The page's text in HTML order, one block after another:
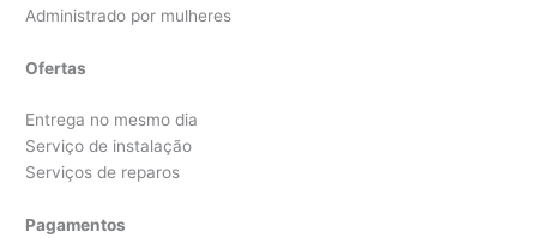
Administrado por mulheres
Ofertas
Entrega no mesmo dia
Serviço de instalação
Serviços de reparos
Pagamentos